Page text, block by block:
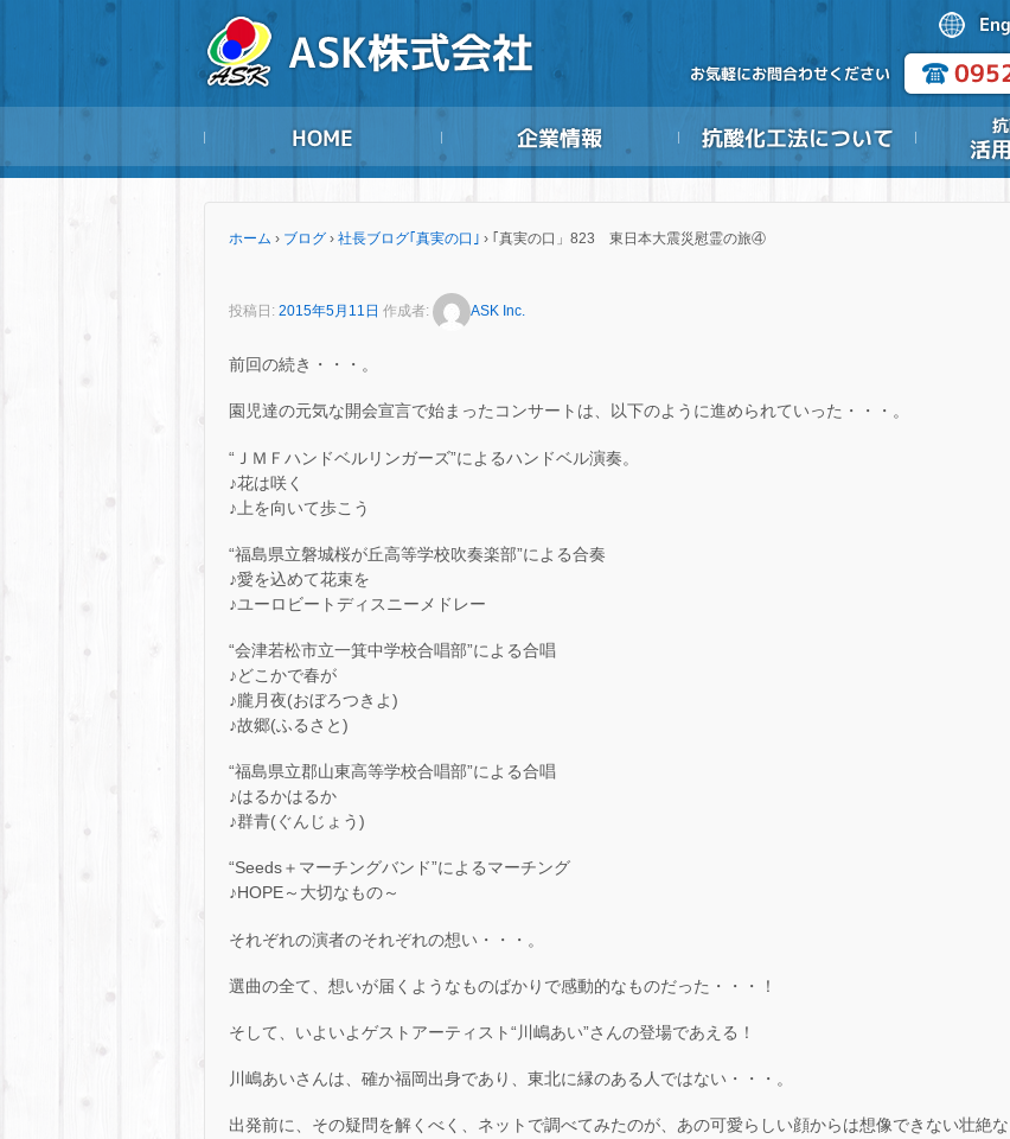
ホーム › ブログ › 社長ブログ｢真実の口｣ › ｢真実の口」823 東日本大震災慰霊の旅④
投稿日: 2015年5月11日 作成者: ASK Inc.
前回の続き・・・。
園児達の元気な開会宣言で始まったコンサートは、以下のように進められていった・・・。
“ＪＭＦハンドベルリンガーズ”によるハンドベル演奏。
♪花は咲く
♪上を向いて歩こう
“福島県立磐城桜が丘高等学校吹奏楽部”による合奏
♪愛を込めて花束を
♪ユーロビートディスニーメドレー
“会津若松市立一箕中学校合唱部”による合唱
♪どこかで春が
♪朧月夜(おぼろつきよ)
♪故郷(ふるさと)
“福島県立郡山東高等学校合唱部”による合唱
♪はるかはるか
♪群青(ぐんじょう)
“Seeds＋マーチングバンド”によるマーチング
♪HOPE～大切なもの～
それぞれの演者のそれぞれの想い・・・。
選曲の全て、想いが届くようなものばかりで感動的なものだった・・・！
そして、いよいよゲストアーティスト“川嶋あい”さんの登場であえる！
川嶋あいさんは、確か福岡出身であり、東北に縁のある人ではない・・・。
出発前に、その疑問を解くべく、ネットで調べてみたのが、あの可愛らしい顔からは想像できない壮絶な